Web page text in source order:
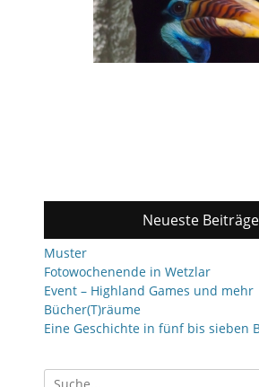
Neueste Beiträge
Muster
Fotowochenende in Wetzlar
Event – Highland Games und mehr
Bücher(T)räume
Eine Geschichte in fünf bis sieben
Suchen